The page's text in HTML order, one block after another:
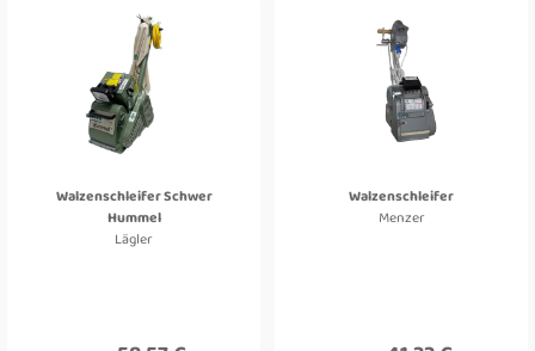
Walzenschleifer Schwer
Hummel
Lägler
Walzenschleifer
Menzer